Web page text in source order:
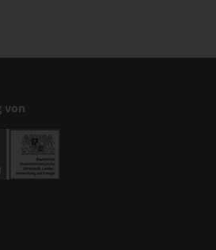
von